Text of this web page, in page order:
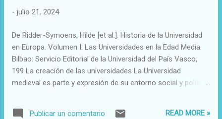
- julio 21, 2024
De Ridder-Symoens, Hilde [et al.]. Historia de la Universidad
en Europa. Volumen I: Las Universidades en la Edad Media.
Bilbao: Servicio Editorial de la Universidad del País Vasco,
199 La creación de las universidades La Universidad
medieval es parte y expresión de su entorno social y político,
la corona, la municipalidad, los eruditos y los estudiantes,
Publicar un comentario READ MORE »